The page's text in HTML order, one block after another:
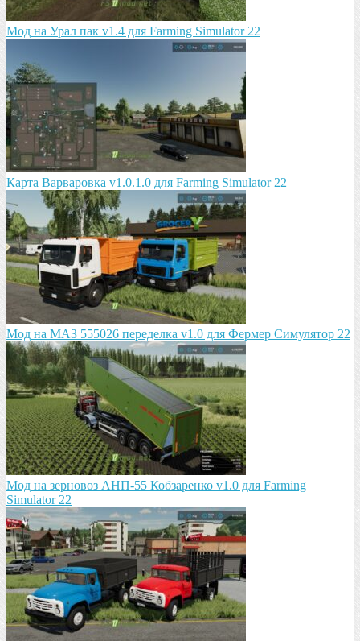
Мод на Урал пак v1.4 для Farming Simulator 22
Карта Варваровка v1.0.1.0 для Farming Simulator 22
Мод на МАЗ 555026 пeрeдeлка v1.0 для Фермер Симулятор 22
Мод на зeрновоз АНП-55 Кобзарeнко v1.0 для Farming
Simulator 22